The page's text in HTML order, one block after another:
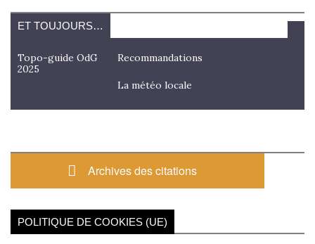
ET TOUJOURS…
Topo-guide OdG
2025
Recommandations
La météo locale
Archives des citations
POLITIQUE DE COOKIES (UE)